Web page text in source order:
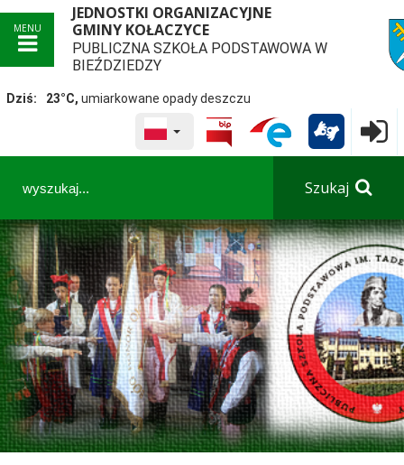
MENU
JEDNOSTKI ORGANIZACYJNE
GMINY KOŁACZYCE
PUBLICZNA SZKOŁA PODSTAWOWA W
BIEŹDZIEDZY
Dziś: 23°C, umiarkowane opady deszczu
WYBRANY JĘZYK POLSKA
Szukaj
